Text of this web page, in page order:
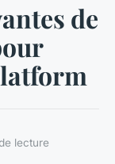
de
lecture